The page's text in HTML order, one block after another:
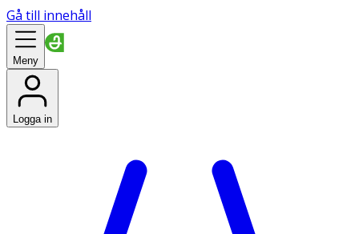
Gå till innehåll
Meny
Logga in